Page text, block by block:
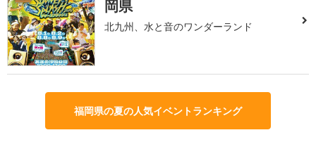
岡県
北九州、水と音のワンダーランド
福岡県の夏の人気イベントランキング